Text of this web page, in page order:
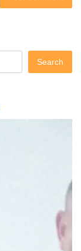
Search